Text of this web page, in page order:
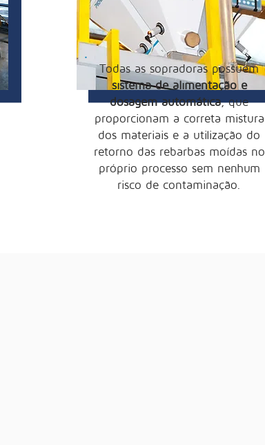
Todas as sopradoras possuem
sistema de alimentação e
dosagem automática, que
proporcionam a correta mistura
dos materiais e a utilização do
retorno das rebarbas moídas no
próprio processo sem nenhum
risco de contaminação.